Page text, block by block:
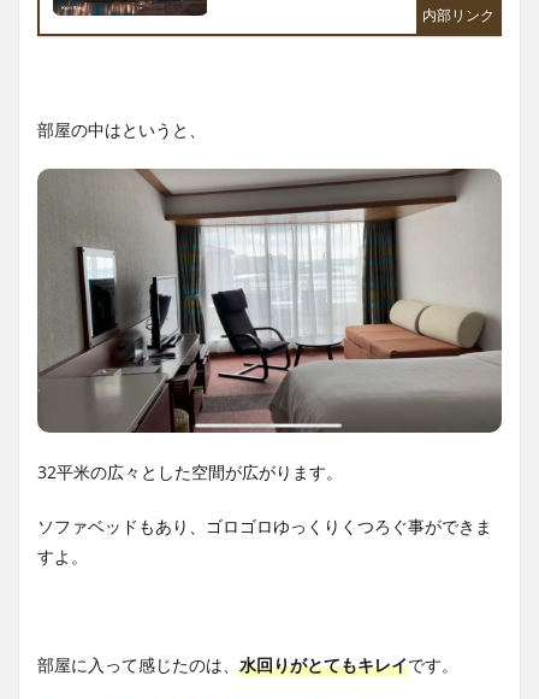
部屋の中はというと、
32平米の広々とした空間が広がります。
ソファベッドもあり、ゴロゴロゆっくりくつろぐ事ができま
すよ。
部屋に入って感じたのは、 水回りがとてもキレイです。